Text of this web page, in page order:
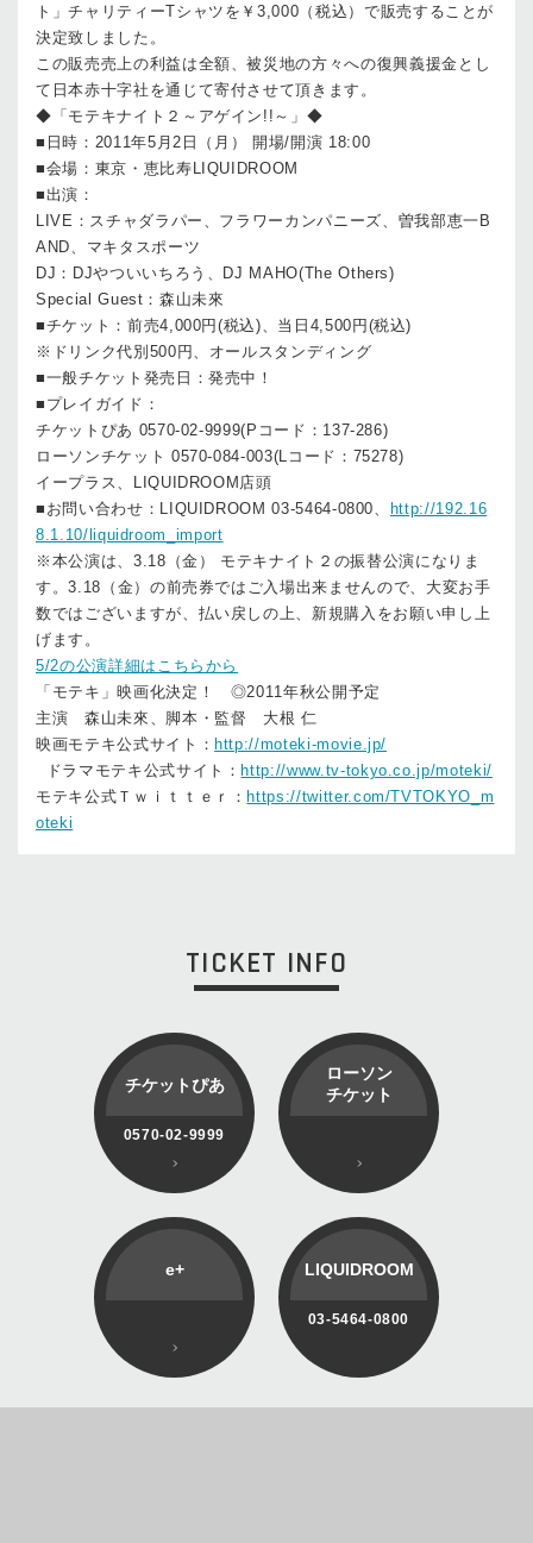
ト」チャリティーTシャツを￥3,000（税込）で販売することが
決定致しました。
この販売売上の利益は全額、被災地の方々への復興義援金とし
て日本赤十字社を通じて寄付させて頂きます。
◆「モテキナイト２～アゲイン!!～」◆
■日時：2011年5月2日（月） 開場/開演 18:00
■会場：東京・恵比寿LIQUIDROOM
■出演：
LIVE：スチャダラパー、フラワーカンパニーズ、曽我部恵一B
AND、マキタスポーツ
DJ：DJやついいちろう、DJ MAHO(The Others)
Special Guest：森山未來
■チケット：前売4,000円(税込)、当日4,500円(税込)
※ドリンク代別500円、オールスタンディング
■一般チケット発売日：発売中！
■プレイガイド：
チケットぴあ 0570-02-9999(Pコード：137-286)
ローソンチケット 0570-084-003(Lコード：75278)
イープラス、LIQUIDROOM店頭
■お問い合わせ：LIQUIDROOM 03-5464-0800、
http://192.16
8.1.10/liquidroom_import
※本公演は、3.18（金） モテキナイト２の振替公演になりま
す。3.18（金）の前売券ではご入場出来ませんので、大変お手
数ではございますが、払い戻しの上、新規購入をお願い申し上
げます。
5/2の公演詳細はこちらから
「モテキ」映画化決定！ ◎2011年秋公開予定
主演 森山未來、脚本・監督 大根 仁
映画モテキ公式サイト： http://moteki-movie.jp/
ドラマモテキ公式サイト： http://www.tv-tokyo.co.jp/moteki/
モテキ公式Ｔｗｉｔｔｅｒ： https://twitter.com/TVTOKYO_m
oteki
TICKET INFO
チケットぴあ
0570-02-9999
ローソン
チケット
e+ LIQUIDROOM
03-5464-0800